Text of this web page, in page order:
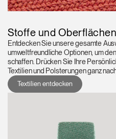
Stoffe und Oberflächen
Entdecken Sie unsere gesamte
umweltfreundliche Optionen, um
schaffen. Drücken Sie Ihre
Textilien und Polsterungen ganz
Textilien entdecken